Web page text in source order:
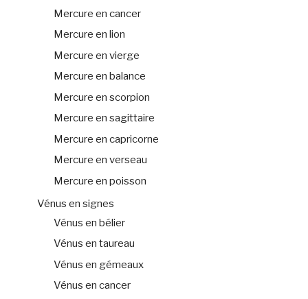
Mercure en cancer
Mercure en lion
Mercure en vierge
Mercure en balance
Mercure en scorpion
Mercure en sagittaire
Mercure en capricorne
Mercure en verseau
Mercure en poisson
Vénus en signes
Vénus en bélier
Vénus en taureau
Vénus en gémeaux
Vénus en cancer